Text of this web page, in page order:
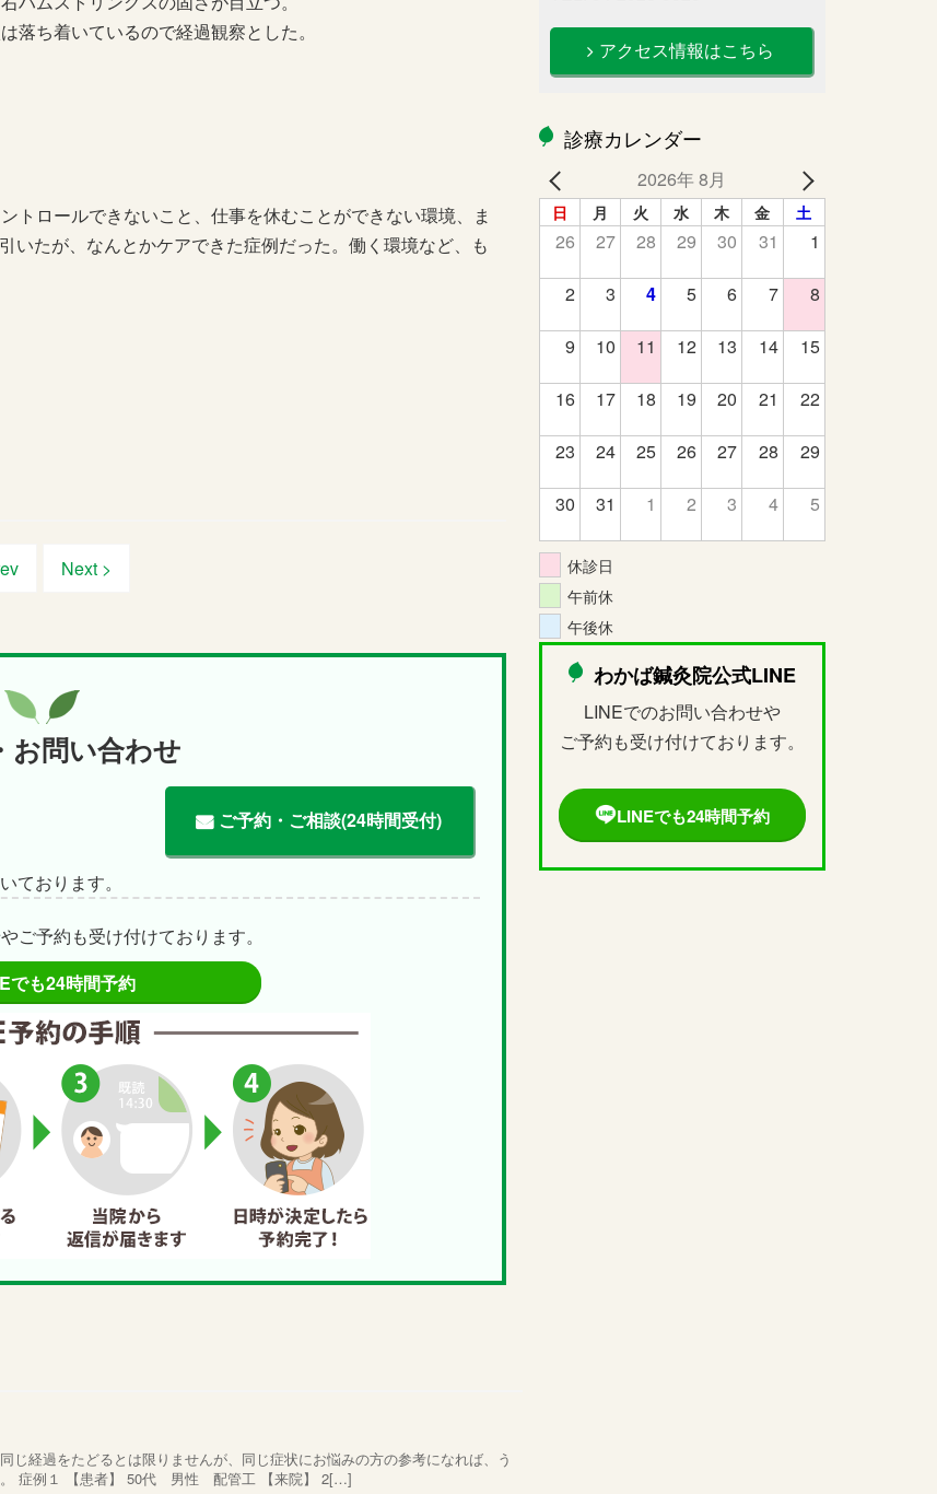
ち着いているので経過観察とした。
トロールできないこと、仕事を休むことができない環境、ま
いたが、なんとかケアできた症例だった。働く環境など、も
Next >
お問い合わせ
ご予約・ご相談(24時間受付)
ております。
ご予約も受け付けております。
でも24時間予約
じ経過をたどるとは限りませんが、同じ症状にお悩みの方の参考になれば、う
。 症例１ 【患者】 50代 男性 配管工 【来院】 2[…]
アクセス情報はこちら
診療カレンダー
2026年 8月
日 月 火 水 木 金 土
26 27 28 29 30 31 1
2 3 4 5 6 7 8
9 10 11 12 13 14 15
16 17 18 19 20 21 22
23 24 25 26 27 28 29
30 31 1 2 3 4 5
休診日
午前休
午後休
わかば鍼灸院公式LINE
LINEでのお問い合わせや
ご予約も受け付けております。
LINEでも24時間予約